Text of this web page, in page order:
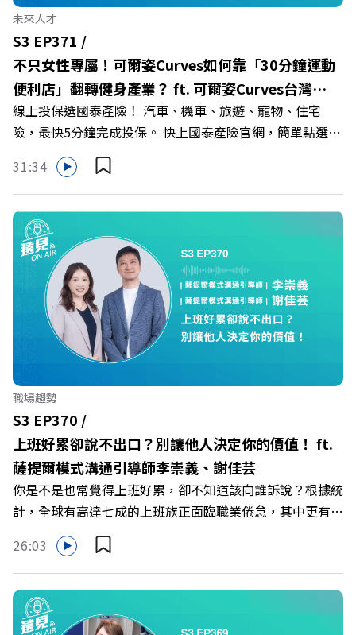
持人／遠見雜誌副社長兼遠見智庫總編輯 李建興 與談人／
樹德科技大學校長 王昭雄 +++++ 🎂歡慶遠見40歲生日！手
速搶下破天荒的獨家優惠
>>>https://gvmkt.pse.is/9e5pbz ✨關注《遠見》更多的社
群： LINE：https://reurl.cc/A4ELQp IG：
https://bit.ly/3AjBWNV YT：https://bit.ly/38jNi9k
Powered by Firstory Hosting
未來人才
S3 EP371 /
不只女性專屬！可爾姿Curves如何靠「30分鐘運動
便利店」翻轉健身產業？ ft. 可爾姿Curves台灣執
行長林宏遠
線上投保選國泰產險！ 汽車、機車、旅遊、寵物、住宅
險，最快5分鐘完成投保。 快上國泰產險官網，簡單點選，
保障立即到位！ https://fstry.pse.is/9eddvv —— 以上為
Firstory Podcast 廣告 —— 在健康意識抬頭、健身產業百
家爭鳴的激烈浪潮下，傳統的健身房該如何轉型突圍？ 本
集《遠見ON AIR》邀請到可爾姿Curves台灣執行長林宏
遠，帶你解析可爾姿如何打造出兼顧健康生活與女力創業的
健身新契機！ 🔺如何從「傳統大型健身房」轉型為「社區
運動便利店」？ 🔺運動如何落實最貼心的「女性專屬、零
壓力」空間？ 🔺對抗肌少症、預防高齡化！驚豔醫學界的
「社會處方」 🔺超高加盟成功率！為無數女性圓夢的「女
力互助與微型創業平台」 主持人／遠見雜誌副社長兼遠見
智庫總編輯 李建興 與談人／可爾姿Curves台灣執行長 林宏
遠 +++++ 🫧清除腦袋的盲點，也順手理清生活的雜亂。 點
開看質感養成術>> https://gvmkt.pse.is/9al3px ✨關注
《遠見》更多的社群： LINE：https://reurl.cc/A4ELQp
IG：https://bit.ly/3AjBWNV YT：https://bit.ly/38jNi9k
Powered by Firstory Hosting
31:34
職場趨勢
S3 EP370 /
上班好累卻說不出口？別讓他人決定你的價值！ ft.
薩提爾模式溝通引導師李崇義、謝佳芸
你是不是也常覺得上班好累，卻不知道該向誰訴說？根據統
計，全球有高達七成的上班族正面臨職業倦怠，其中更有三
成默默承受著「沉默的倦怠」。當主管的期待、同儕的競爭
與承上啟下的壓力成為日常，身在職場的我們該如何停止無
止境的自我懷疑，在人際風暴中找回安頓內心的力量？ 本
集《遠見ON AIR》邀請新書《透視職場冰山》作者、薩提
爾模式溝通引導師李崇義與謝佳芸，教你如何看穿職場底層
26:03